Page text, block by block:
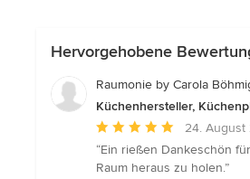
Hervorgehobene
Raumonie by Carola
Küchenhersteller,
Durchschnittliche
Bewertung:
5
24. August
“Ein rießen Dankeschön
Raum heraus zu holen.”